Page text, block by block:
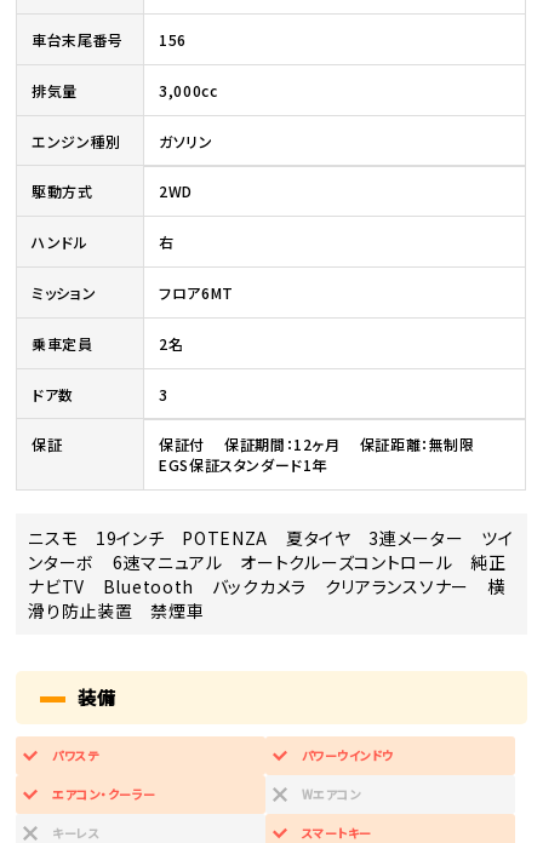
車台末尾番号 156
排気量 3,000cc
エンジン種別 ガソリン
駆動方式 2WD
ハンドル 右
ミッション フロア6MT
乗車定員 2名
ドア数 3
保証
保証付 保証期間：12ヶ月 保証距離：無制限
EGS保証スタンダード1年
ニスモ 19インチ POTENZA 夏タイヤ 3連メーター ツイ
ンターボ 6速マニュアル オートクルーズコントロール 純正
ナビTV Bluetooth バックカメラ クリアランスソナー 横
滑り防止装置 禁煙車
装備
パワステ パワーウインドウ
エアコン・クーラー Wエアコン
キーレス スマートキー